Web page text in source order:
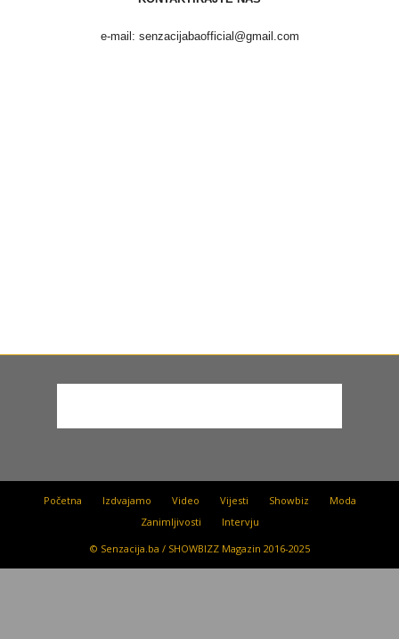
e-mail: senzacijabaofficial@gmail.com
Početna Izdvajamo Video Vijesti Showbiz
Moda
Zanimljivosti
Intervju
© Senzacija.ba / SHOWBIZZ Magazin 2016-2025